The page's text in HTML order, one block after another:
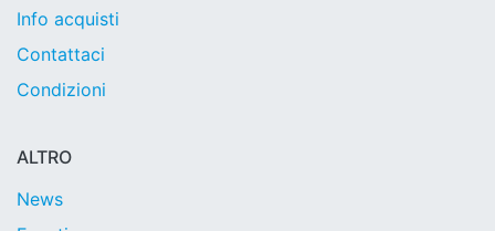
Info acquisti
Contattaci
Condizioni
ALTRO
News